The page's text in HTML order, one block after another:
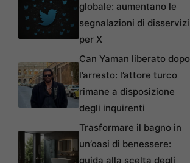
globale: aumentano le
segnalazioni di disservizi
per X
Can Yaman liberato dopo
l’arresto: l’attore turco
rimane a disposizione
degli inquirenti
Trasformare il bagno in
un’oasi di benessere:
guida alla scelta degli